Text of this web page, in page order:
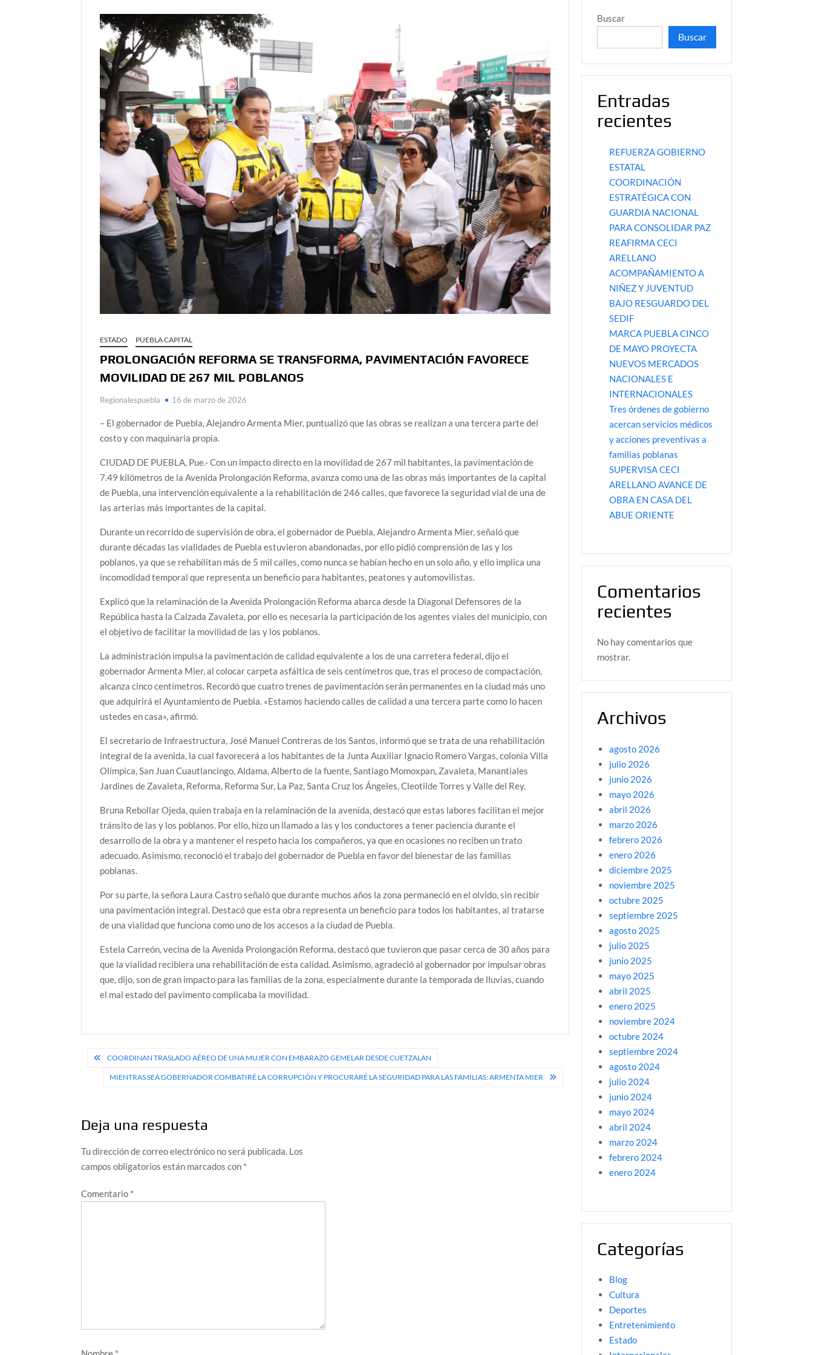
ESTADO PUEBLA CAPITAL
PROLONGACIÓN REFORMA SE TRANSFORMA, PAVIMENTACIÓN FAVORECE
MOVILIDAD DE 267 MIL POBLANOS
Regionalespuebla 16 de marzo de 2026
– El gobernador de Puebla, Alejandro Armenta Mier, puntualizó que las obras se realizan a una tercera parte del
costo y con maquinaria propia.
CIUDAD DE PUEBLA, Pue.- Con un impacto directo en la movilidad de 267 mil habitantes, la pavimentación de
7.49 kilómetros de la Avenida Prolongación Reforma, avanza como una de las obras más importantes de la capital
de Puebla, una intervención equivalente a la rehabilitación de 246 calles, que favorece la seguridad vial de una de
las arterias más importantes de la capital.
Durante un recorrido de supervisión de obra, el gobernador de Puebla, Alejandro Armenta Mier, señaló que
durante décadas las vialidades de Puebla estuvieron abandonadas, por ello pidió comprensión de las y los
poblanos, ya que se rehabilitan más de 5 mil calles, como nunca se habían hecho en un solo año, y ello implica una
incomodidad temporal que representa un beneficio para habitantes, peatones y automovilistas.
Explicó que la relaminación de la Avenida Prolongación Reforma abarca desde la Diagonal Defensores de la
República hasta la Calzada Zavaleta, por ello es necesaria la participación de los agentes viales del municipio, con
el objetivo de facilitar la movilidad de las y los poblanos.
La administración impulsa la pavimentación de calidad equivalente a los de una carretera federal, dijo el
gobernador Armenta Mier, al colocar carpeta asfáltica de seis centímetros que, tras el proceso de compactación,
alcanza cinco centímetros. Recordó que cuatro trenes de pavimentación serán permanentes en la ciudad más uno
que adquirirá el Ayuntamiento de Puebla. «Estamos haciendo calles de calidad a una tercera parte como lo hacen
ustedes en casa», afirmó.
El secretario de Infraestructura, José Manuel Contreras de los Santos, informó que se trata de una rehabilitación
integral de la avenida, la cual favorecerá a los habitantes de la Junta Auxiliar Ignacio Romero Vargas, colonia Villa
Olímpica, San Juan Cuautlancingo, Aldama, Alberto de la fuente, Santiago Momoxpan, Zavaleta, Manantiales
Jardines de Zavaleta, Reforma, Reforma Sur, La Paz, Santa Cruz los Ángeles, Cleotilde Torres y Valle del Rey.
Bruna Rebollar Ojeda, quien trabaja en la relaminación de la avenida, destacó que estas labores facilitan el mejor
tránsito de las y los poblanos. Por ello, hizo un llamado a las y los conductores a tener paciencia durante el
desarrollo de la obra y a mantener el respeto hacia los compañeros, ya que en ocasiones no reciben un trato
adecuado. Asimismo, reconoció el trabajo del gobernador de Puebla en favor del bienestar de las familias
poblanas.
Por su parte, la señora Laura Castro señaló que durante muchos años la zona permaneció en el olvido, sin recibir
una pavimentación integral. Destacó que esta obra representa un beneficio para todos los habitantes, al tratarse
de una vialidad que funciona como uno de los accesos a la ciudad de Puebla.
Estela Carreón, vecina de la Avenida Prolongación Reforma, destacó que tuvieron que pasar cerca de 30 años para
que la vialidad recibiera una rehabilitación de esta calidad. Asimismo, agradeció al gobernador por impulsar obras
que, dijo, son de gran impacto para las familias de la zona, especialmente durante la temporada de lluvias, cuando
el mal estado del pavimento complicaba la movilidad.
Navegación
COORDINAN TRASLADO AÉREO DE UNA MUJER CON EMBARAZO GEMELAR DESDE CUETZALAN
MIENTRAS SEA GOBERNADOR COMBATIRÉ LA CORRUPCIÓN Y PROCURARÉ LA SEGURIDAD PARA LAS FAMILIAS: ARMENTA MIER
Deja una respuesta
Tu dirección de correo electrónico no será publicada. Los
campos obligatorios están marcados con *
Comentario *
Buscar
Buscar
Entradas
recientes
REFUERZA GOBIERNO
ESTATAL
COORDINACIÓN
ESTRATÉGICA CON
GUARDIA NACIONAL
PARA CONSOLIDAR PAZ
REAFIRMA CECI
ARELLANO
ACOMPAÑAMIENTO A
NIÑEZ Y JUVENTUD
BAJO RESGUARDO DEL
SEDIF
MARCA PUEBLA CINCO
DE MAYO PROYECTA
NUEVOS MERCADOS
NACIONALES E
INTERNACIONALES
Tres órdenes de gobierno
acercan servicios médicos
y acciones preventivas a
familias poblanas
SUPERVISA CECI
ARELLANO AVANCE DE
OBRA EN CASA DEL
ABUE ORIENTE
Comentarios
recientes
No hay comentarios que
mostrar.
Archivos
agosto 2026
julio 2026
junio 2026
mayo 2026
abril 2026
marzo 2026
febrero 2026
enero 2026
diciembre 2025
noviembre 2025
octubre 2025
septiembre 2025
agosto 2025
julio 2025
junio 2025
mayo 2025
abril 2025
enero 2025
noviembre 2024
octubre 2024
septiembre 2024
agosto 2024
julio 2024
junio 2024
mayo 2024
abril 2024
marzo 2024
febrero 2024
enero 2024
Categorías
Blog
Cultura
Deportes
Entretenimiento
Estado